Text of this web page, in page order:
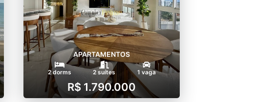
APARTAMENTOS
2 dorms 2 suítes 1 vaga
R$ 1.790.000